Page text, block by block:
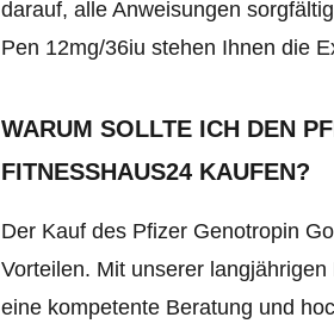
darauf, alle Anweisungen
Pen 12mg/36iu stehen Ihnen die
WARUM SOLLTE ICH DEN
FITNESSHAUS24 KAUFEN?
Der Kauf des Pfizer Genotropin
Vorteilen. Mit unserer
eine kompetente Beratung und